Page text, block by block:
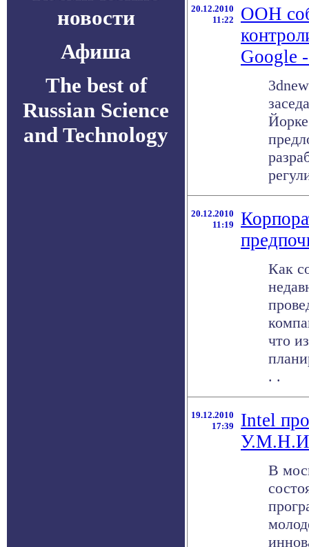
новости
Афиша
The best of
Russian Science
and Technology
20.12.2010
11:22
ООН
Google
20.12.2010
11:19
Как
что
. .
19.12.2010
17:39
Intel
В